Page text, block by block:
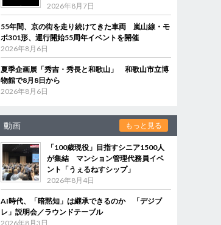
2026年8月7日
55年間、京の街を走り続けてきた車両 嵐山線・モ
ボ301形、運行開始55周年イベントを開催
2026年8月6日
夏季企画展「秀吉・秀長と和歌山」 和歌山市立博
物館で8月8日から
2026年8月6日
動画 もっと見る
「100歳現役」目指すシニア1500人
が集結 マンション管理代務員イベ
ント「うぇるねすシップ」
2026年8月4日
AI時代、「暗黙知」は継承できるのか 「デジブ
レ」説明会／ラウンドテーブル
2026年8月3日